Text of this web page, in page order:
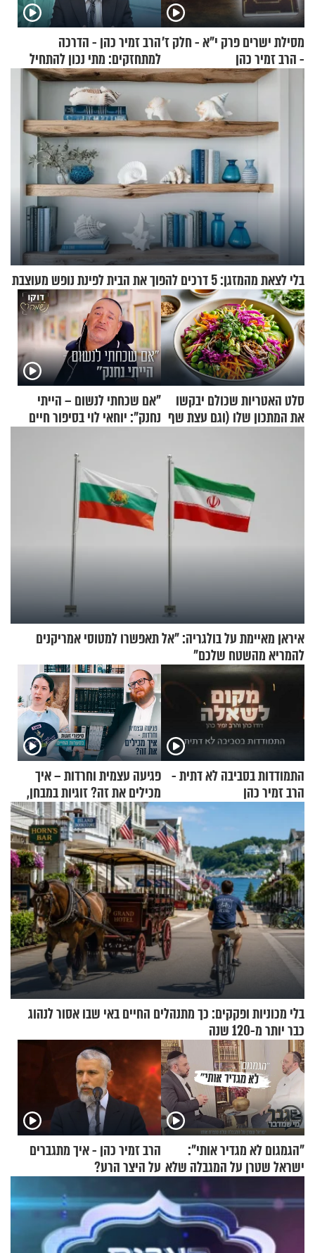
מסילת ישרים פרק י"א - חלק ז’
- הרב זמיר כהן
הרב זמיר כהן - הדרכה
למתחזקים: מתי נכון להתחיל
עם לבישת הציצית?
בלי לצאת מהמזגן: 5 דרכים להפוך את הבית לפינת נופש מעוצבת
סלט האטריות שכולם יבקשו
את המתכון שלו (וגם עצת שף
"אם שכחתי לנשום – הייתי
נחנק": יוחאי לוי בסיפור חיים
איראן מאיימת על בולגריה: "אל תאפשרו למטוסי אמריקנים
להמריא מהשטח שלכם"
התמודדות בסביבה לא דתית -
הרב זמיר כהן
פגיעה עצמית וחרדות – איך
מכילים את זה? זוגיות במבחן,
הפעם עם יהודית ואלתר כהן
בלי מכוניות ופקקים: כך מתנהלים החיים באי שבו אסור לנהוג
כבר יותר מ-120 שנה
"הגמגום לא מגדיר אותי":
ישראל שטרן על המגבלה שלא
הרב זמיר כהן - איך מתגברים
על היצר הרע?